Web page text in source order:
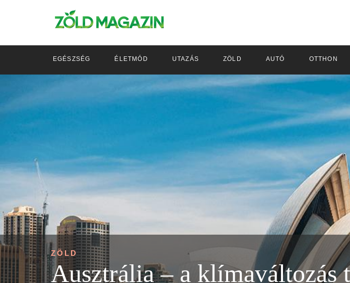
EGÉSZSÉG ÉLETMÓD UTAZÁS ZÖLD AUTÓ OTTHON
ZÖLD
Ausztrália – a klímaváltozás